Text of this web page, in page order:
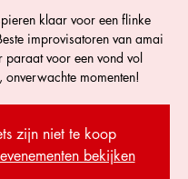
klaar voor een flinke
improvisatoren van amai
paraat voor een vond vol
onverwachte momenten!
zijn niet te koop
bekijken